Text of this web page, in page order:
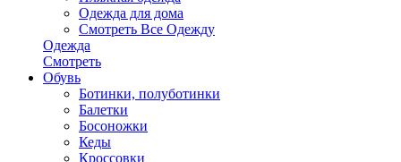
Одежда для дома
Смотреть Все Одежду
Одежда
Смотреть
Обувь
Ботинки, полуботинки
Балетки
Босоножки
Кеды
Кроссовки